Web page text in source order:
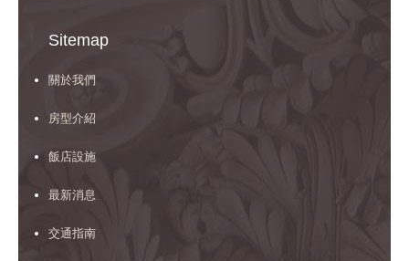
Sitemap
關於我們
房型介紹
飯店設施
最新消息
交通指南